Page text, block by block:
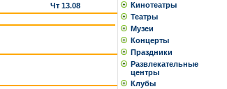
Чт 13.08
Кинотеатры
Театры
Музеи
Концерты
Праздники
Развлекательные
центры
Клубы